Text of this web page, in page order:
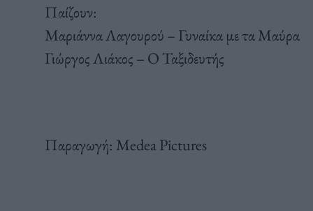
Παίζουν:
Μαριάννα Λαγουρού – Γυναίκα με τα Μαύρα
Γιώργος Λιάκος – Ο Ταξιδευτής
Παραγωγή: Medea Pictures